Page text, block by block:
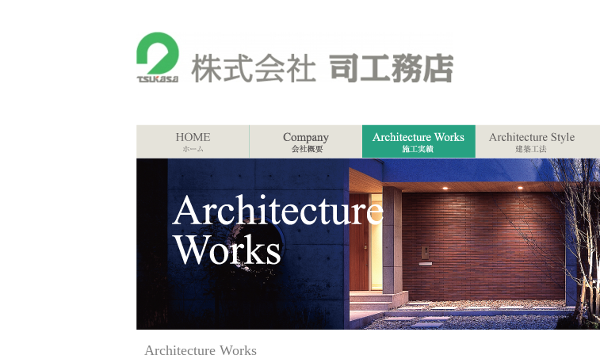
Architecture Works